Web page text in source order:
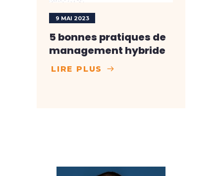
9 MAI 2023
5 bonnes pratiques de
management hybride
LIRE PLUS